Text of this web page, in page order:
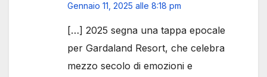
Gennaio 11, 2025 alle 8:18 pm
[…] 2025 segna una tappa epocale
per Gardaland Resort, che celebra
mezzo secolo di emozioni e